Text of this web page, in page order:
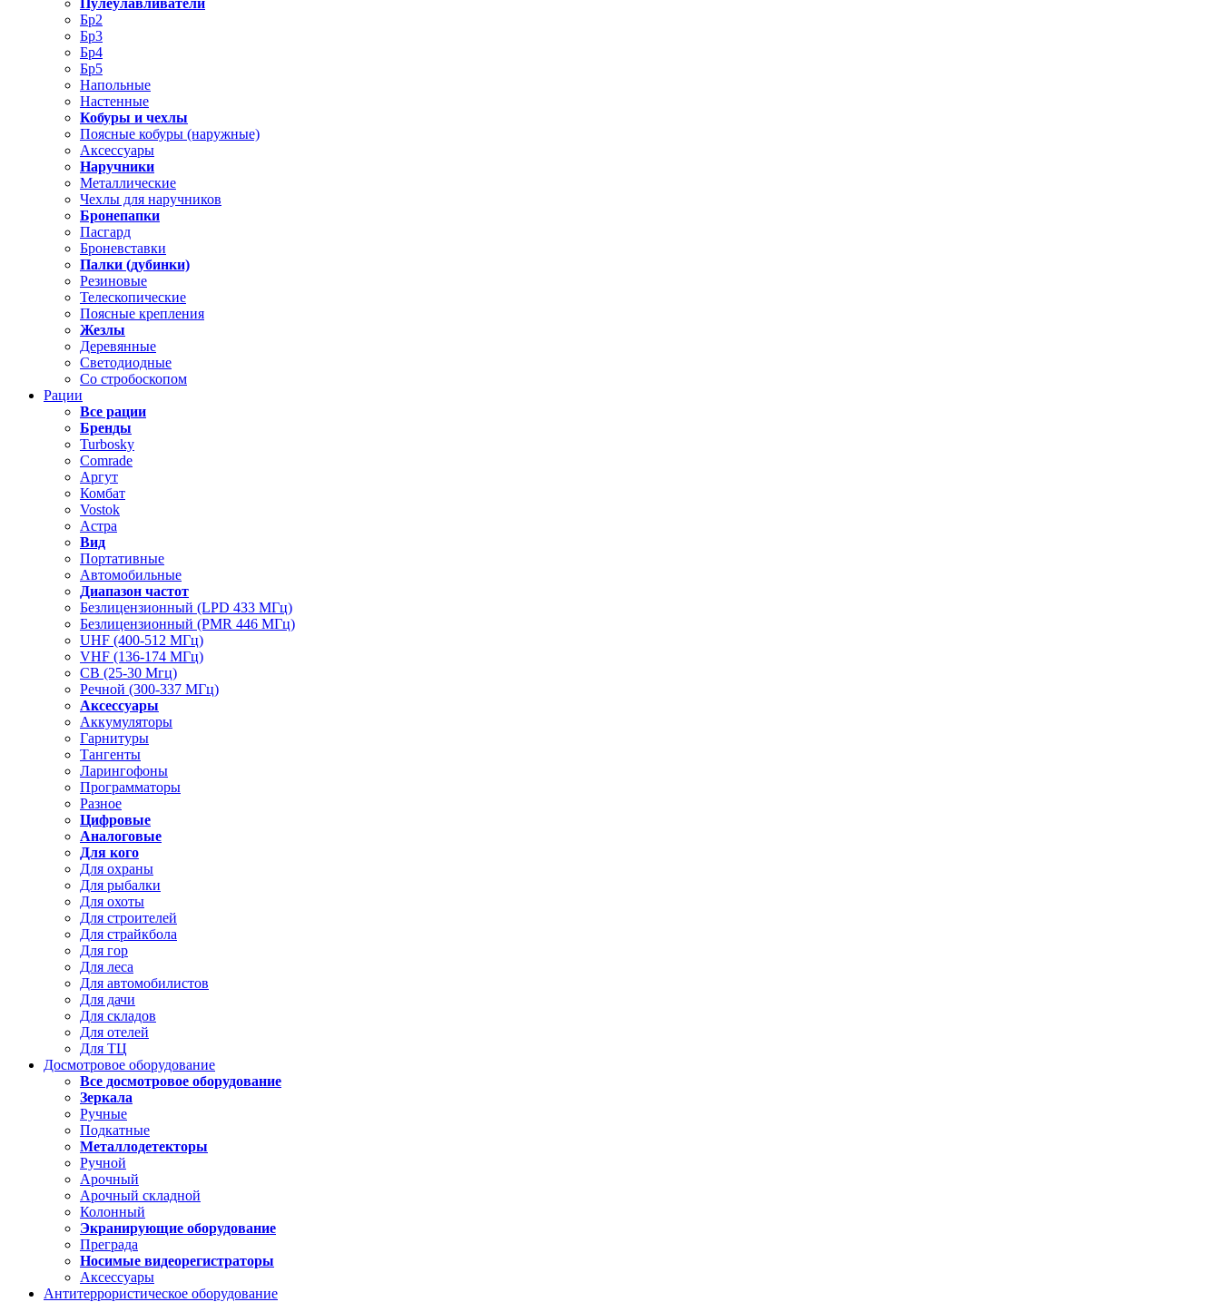
Пулеулавливатели
Бр2
Бр3
Бр4
Бр5
Напольные
Настенные
Кобуры и чехлы
Поясные кобуры (наружные)
Аксессуары
Наручники
Металлические
Чехлы для наручников
Бронепапки
Пасгард
Броневставки
Палки (дубинки)
Резиновые
Телескопические
Поясные крепления
Жезлы
Деревянные
Светодиодные
Со стробоскопом
Рации
Все рации
Бренды
Turbosky
Comrade
Аргут
Комбат
Vostok
Астра
Вид
Портативные
Автомобильные
Диапазон частот
Безлицензионный (LPD 433 МГц)
Безлицензионный (PMR 446 МГц)
UHF (400-512 МГц)
VHF (136-174 МГц)
CB (25-30 Мгц)
Речной (300-337 МГц)
Аксессуары
Аккумуляторы
Гарнитуры
Тангенты
Ларингофоны
Программаторы
Разное
Цифровые
Аналоговые
Для кого
Для охраны
Для рыбалки
Для охоты
Для строителей
Для страйкбола
Для гор
Для леса
Для автомобилистов
Для дачи
Для складов
Для отелей
Для ТЦ
Досмотровое оборудование
Все досмотровое оборудование
Зеркала
Ручные
Подкатные
Металлодетекторы
Ручной
Арочный
Арочный складной
Колонный
Экранирующие оборудование
Преграда
Носимые видеорегистраторы
Аксессуары
Антитеррористическое оборудование